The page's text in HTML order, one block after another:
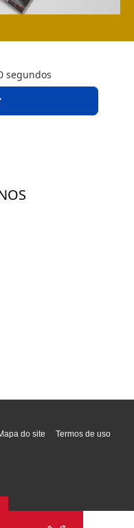
do site Termos de uso
os direitos reservados.